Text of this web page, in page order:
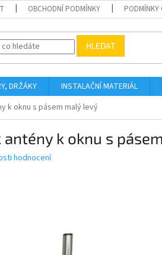
OBCHODNÍ PODMÍNKY PODMÍNKY
HLEDAT
DRŽÁKY INSTALAČNÍ MATERIÁL
k oknu s pásem malý levý
antény k oknu s
hodnocení